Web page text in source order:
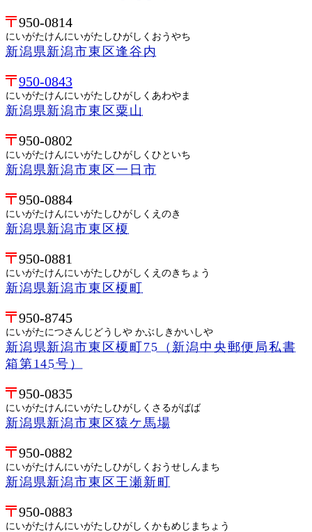
950-0814
にいがたけんにいがたしひがしくおうやち
新潟県新潟市東区逢谷内
950-0843
にいがたけんにいがたしひがしくあわやま
新潟県新潟市東区粟山
950-0802
にいがたけんにいがたしひがしくひといち
新潟県新潟市東区一日市
950-0884
にいがたけんにいがたしひがしくえのき
新潟県新潟市東区榎
950-0881
にいがたけんにいがたしひがしくえのきちょう
新潟県新潟市東区榎町
950-8745
にいがたにつさんじどうしや かぶしきかいしや
新潟県新潟市東区榎町75（新潟中央郵便局私書
箱第145号）
950-0835
にいがたけんにいがたしひがしくさるがばば
新潟県新潟市東区猿ケ馬場
950-0882
にいがたけんにいがたしひがしくおうせしんまち
新潟県新潟市東区王瀬新町
950-0883
にいがたけんにいがたしひがしくかもめじまちょう